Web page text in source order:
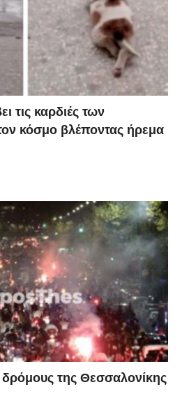
τις καρδιές των
κόσμο βλέποντας ήρεμα
της Θεσσαλονίκης